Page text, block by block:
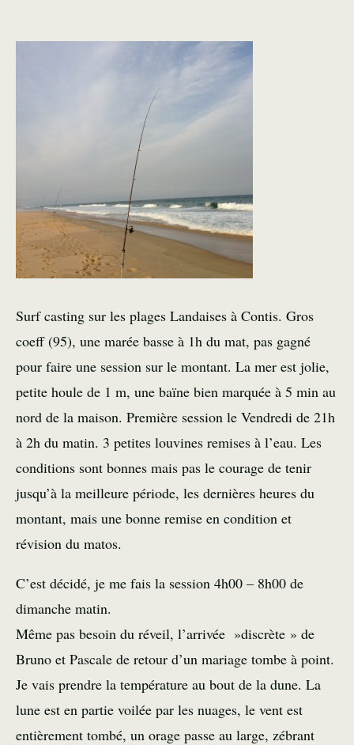
Surf casting sur les plages Landaises à Contis. Gros
coeff (95), une marée basse à 1h du mat, pas gagné
pour faire une session sur le montant. La mer est jolie,
petite houle de 1 m, une baïne bien marquée à 5 min au
nord de la maison. Première session le Vendredi de 21h
à 2h du matin. 3 petites louvines remises à l’eau. Les
conditions sont bonnes mais pas le courage de tenir
jusqu’à la meilleure période, les dernières heures du
montant, mais une bonne remise en condition et
révision du matos.
C’est décidé, je me fais la session 4h00 – 8h00 de
dimanche matin.
Même pas besoin du réveil, l’arrivée »discrète » de
Bruno et Pascale de retour d’un mariage tombe à point.
Je vais prendre la température au bout de la dune. La
lune est en partie voilée par les nuages, le vent est
entièrement tombé, un orage passe au large, zébrant